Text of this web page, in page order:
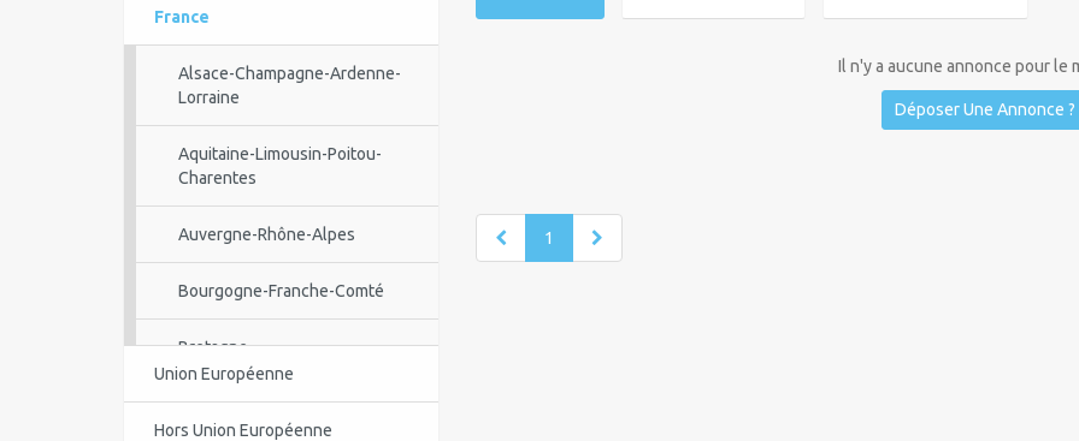
France
Alsace-Champagne-Ardenne-
Lorraine
Aquitaine-Limousin-Poitou-
Charentes
Auvergne-Rhône-Alpes
Bourgogne-Franche-Comté
Bretagne
Centre-Val de Loire
Union Européenne
Hors Union Européenne
Il n'y a aucune annonce pour le
Déposer Une Annonce ?
1